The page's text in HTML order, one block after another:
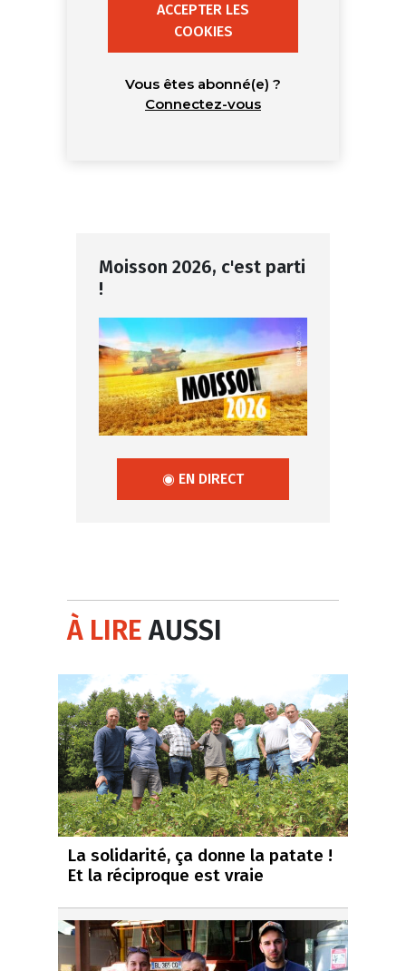
ACCEPTER LES
COOKIES
Vous êtes abonné(e) ?
Connectez-vous
Moisson 2026, c'est parti
!
◉ EN DIRECT
À LIREAUSSI
La solidarité, ça donne la patate !
Et la réciproque est vraie